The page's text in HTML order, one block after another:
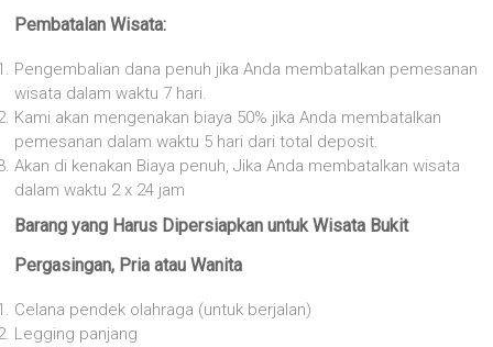
Pembatalan Wisata:
Pengembalian dana penuh jika Anda membatalkan pemesanan
wisata dalam waktu 7 hari.
Kami akan mengenakan biaya 50% jika Anda membatalkan
pemesanan dalam waktu 5 hari dari total deposit.
Akan di kenakan Biaya penuh, Jika Anda membatalkan wisata
dalam waktu 2 x 24 jam
Barang yang Harus Dipersiapkan untuk Wisata Bukit
Pergasingan, Pria atau Wanita
Celana pendek olahraga (untuk berjalan)
Legging panjang